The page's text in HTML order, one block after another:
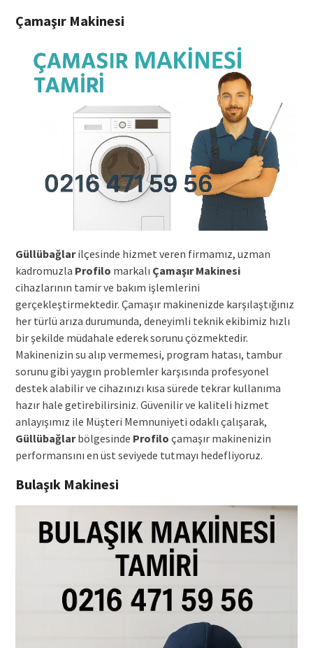
Çamaşır Makinesi
Güllübağlarilçesinde hizmet veren firmamız, uzman
kadromuzla Profilo markalı Çamaşır Makinesi
cihazlarının tamir ve bakım işlemlerini
gerçekleştirmektedir. Çamaşır makinenizde karşılaştığınız
her türlü arıza durumunda, deneyimli teknik ekibimiz hızlı
bir şekilde müdahale ederek sorunu çözmektedir.
Makinenizin su alıp vermemesi, program hatası, tambur
sorunu gibi yaygın problemler karşısında profesyonel
destek alabilir ve cihazınızı kısa sürede tekrar kullanıma
hazır hale getirebilirsiniz. Güvenilir ve kaliteli hizmet
anlayışımız ile Müşteri Memnuniyeti odaklı çalışarak,
Güllübağlarbölgesinde Profilo çamaşır makinenizin
performansını en üst seviyede tutmayı hedefliyoruz.
Bulaşık Makinesi